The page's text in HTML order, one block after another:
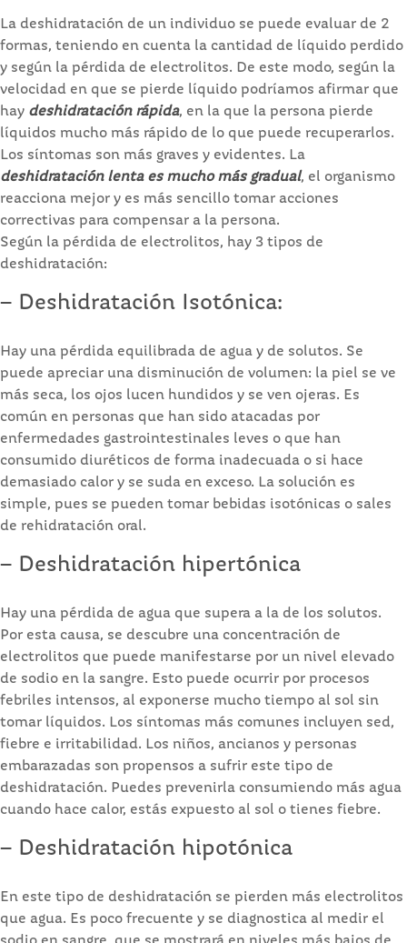
La deshidratación de un individuo se puede evaluar de 2
formas, teniendo en cuenta la cantidad de líquido perdido
y según la pérdida de electrolitos. De este modo, según la
velocidad en que se pierde líquido podríamos afirmar que
hay deshidratación rápida, en la que la persona pierde
líquidos mucho más rápido de lo que puede recuperarlos.
Los síntomas son más graves y evidentes. La
deshidratación lenta es mucho más gradual, el organismo
reacciona mejor y es más sencillo tomar acciones
correctivas para compensar a la persona.
Según la pérdida de electrolitos, hay 3 tipos de
deshidratación:
– Deshidratación Isotónica:
Hay una pérdida equilibrada de agua y de solutos. Se
puede apreciar una disminución de volumen: la piel se ve
más seca, los ojos lucen hundidos y se ven ojeras. Es
común en personas que han sido atacadas por
enfermedades gastrointestinales leves o que han
consumido diuréticos de forma inadecuada o si hace
demasiado calor y se suda en exceso. La solución es
simple, pues se pueden tomar bebidas isotónicas o sales
de rehidratación oral.
– Deshidratación hipertónica
Hay una pérdida de agua que supera a la de los solutos.
Por esta causa, se descubre una concentración de
electrolitos que puede manifestarse por un nivel elevado
de sodio en la sangre. Esto puede ocurrir por procesos
febriles intensos, al exponerse mucho tiempo al sol sin
tomar líquidos. Los síntomas más comunes incluyen sed,
fiebre e irritabilidad. Los niños, ancianos y personas
embarazadas son propensos a sufrir este tipo de
deshidratación. Puedes prevenirla consumiendo más agua
cuando hace calor, estás expuesto al sol o tienes fiebre.
– Deshidratación hipotónica
En este tipo de deshidratación se pierden más electrolitos
que agua. Es poco frecuente y se diagnostica al medir el